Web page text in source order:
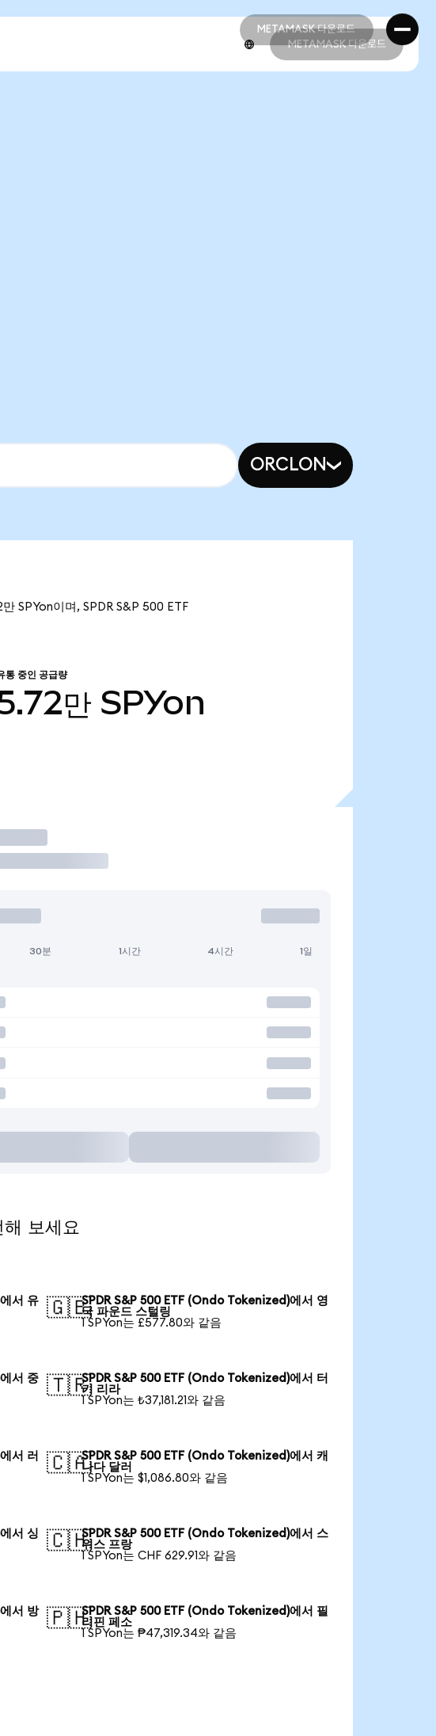
METAMASK 다운로드
METAMASK 다운로드
METAMASK 다운로드
ORCLON
SPYon이며, SPDR S&P 500 ETF
통 중인 공급량
만 SPYon
30분 1시간 4시간 1일
보세요
서 유
🇬🇧SPDR S&P 500 ETF (Ondo Tokenized)에서 영
국 파운드 스털링
1 SPYon는 £577.80와 같음
서 중
🇹🇷SPDR S&P 500 ETF (Ondo Tokenized)에서 터
키 리라
1 SPYon는 ₺37,181.21와 같음
서 러
🇨🇦SPDR S&P 500 ETF (Ondo Tokenized)에서 캐
나다 달러
1 SPYon는 $1,086.80와 같음
서 싱
🇨🇭SPDR S&P 500 ETF (Ondo Tokenized)에서 스
위스 프랑
1 SPYon는 CHF 629.91와 같음
서 방
🇵🇭SPDR S&P 500 ETF (Ondo Tokenized)에서 필
리핀 페소
1 SPYon는 ₱47,319.34와 같음